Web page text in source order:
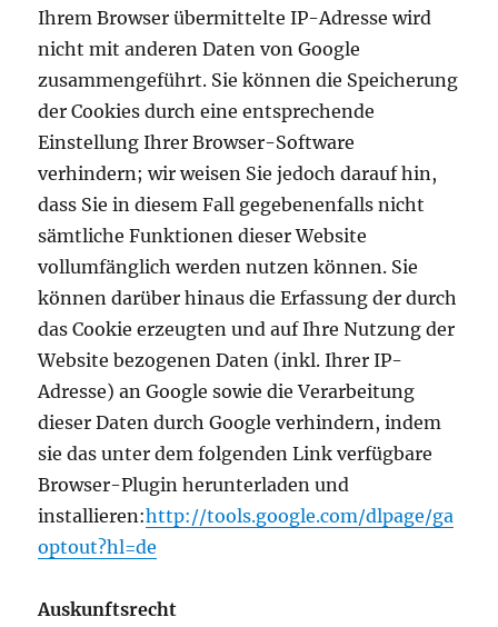
Ihrem Browser übermittelte IP-Adresse wird
nicht mit anderen Daten von Google
zusammengeführt. Sie können die Speicherung
der Cookies durch eine entsprechende
Einstellung Ihrer Browser-Software
verhindern; wir weisen Sie jedoch darauf hin,
dass Sie in diesem Fall gegebenenfalls nicht
sämtliche Funktionen dieser Website
vollumfänglich werden nutzen können. Sie
können darüber hinaus die Erfassung der durch
das Cookie erzeugten und auf Ihre Nutzung der
Website bezogenen Daten (inkl. Ihrer IP-
Adresse) an Google sowie die Verarbeitung
dieser Daten durch Google verhindern, indem
sie das unter dem folgenden Link verfügbare
Browser-Plugin herunterladen und
installieren:http://tools.google.com/dlpage/ga
optout?hl=de
Auskunftsrecht